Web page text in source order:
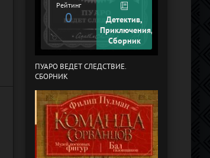
Рейтинг
0
Детектив,
Приключения,
Сборник
ПУАРО ВЕДЕТ СЛЕДСТВИЕ.
СБОРНИК